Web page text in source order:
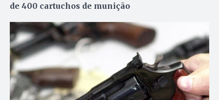
de 400 cartuchos de munição